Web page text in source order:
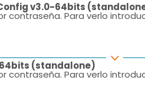
v3.0-64bits
contraseña. Para verlo
64bits (standalone)
contraseña. Para verlo